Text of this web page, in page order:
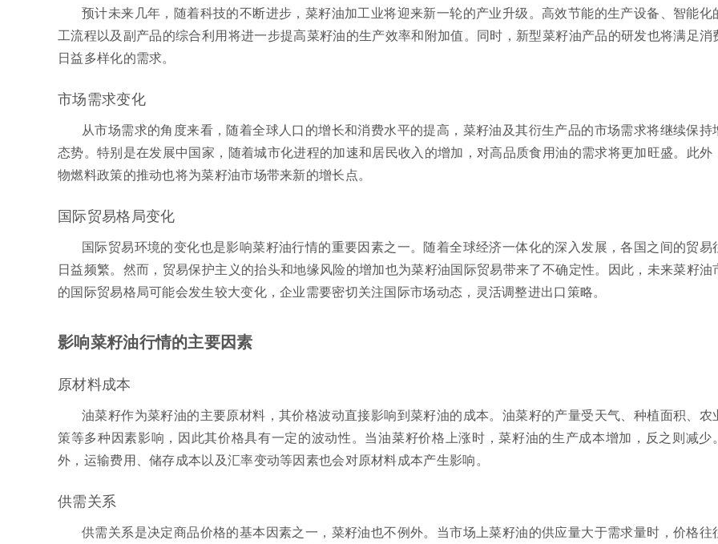
预计未来几年，随着科技的不断进步，菜籽油加工业将迎来新一轮的产业升级。高效节能的生产设备、智能化
工流程以及副产品的综合利用将进一步提高菜籽油的生产效率和附加值。同时，新型菜籽油产品的研发也将满足消
日益多样化的需求。
市场需求变化
从市场需求的角度来看，随着全球人口的增长和消费水平的提高，菜籽油及其衍生产品的市场需求将继续保持
态势。特别是在发展中国家，随着城市化进程的加速和居民收入的增加，对高品质食用油的需求将更加旺盛。此外
物燃料政策的推动也将为菜籽油市场带来新的增长点。
国际贸易格局变化
国际贸易环境的变化也是影响菜籽油行情的重要因素之一。随着全球经济一体化的深入发展，各国之间的贸易
日益频繁。然而，贸易保护主义的抬头和地缘风险的增加也为菜籽油国际贸易带来了不确定性。因此，未来菜籽油
的国际贸易格局可能会发生较大变化，企业需要密切关注国际市场动态，灵活调整进出口策略。
影响菜籽油行情的主要因素
原材料成本
油菜籽作为菜籽油的主要原材料，其价格波动直接影响到菜籽油的成本。油菜籽的产量受天气、种植面积、农
策等多种因素影响，因此其价格具有一定的波动性。当油菜籽价格上涨时，菜籽油的生产成本增加，反之则减少
外，运输费用、储存成本以及汇率变动等因素也会对原材料成本产生影响。
供需关系
供需关系是决定商品价格的基本因素之一，菜籽油也不例外。当市场上菜籽油的供应量大于需求量时，价格往